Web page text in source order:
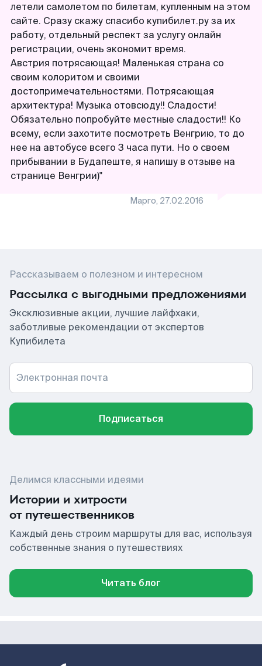
летели самолетом по билетам, купленным на этом
сайте. Сразу скажу спасибо купибилет.ру за их
работу, отдельный респект за услугу онлайн
регистрации, очень экономит время.
Австрия потрясающая! Маленькая страна со
своим колоритом и своими
достопримечательностями. Потрясающая
архитектура! Музыка отовсюду!! Сладости!
Обязательно попробуйте местные сладости!! Ко
всему, если захотите посмотреть Венгрию, то до
нее на автобусе всего 3 часа пути. Но о своем
прибывании в Будапеште, я напишу в отзыве на
Марго, 27.02.2016
Рассказываем о полезном и интересном
Рассылка с выгодными предложениями
Эксклюзивные акции, лучшие лайфхаки,
заботливые рекомендации от экспертов
Купибилета
Электронная почта
Подписаться
Делимся классными идеями
Истории и хитрости
от путешественников
Каждый день строим маршруты для вас, используя
собственные знания о путешествиях
Читать блог